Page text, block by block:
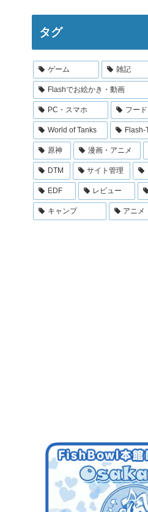
タグ
ゲーム 雑記
Flashでお絵かき・動画
PC・スマホ フード
World of Tanks Flash-
原神 漫画・アニメ
DTM サイト管理
EDF レビュー
キャンプ アニメ